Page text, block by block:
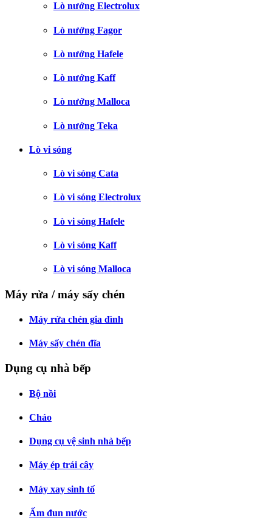
Lò nướng Electrolux
Lò nướng Fagor
Lò nướng Hafele
Lò nướng Kaff
Lò nướng Malloca
Lò nướng Teka
Lò vi sóng
Lò vi sóng Cata
Lò vi sóng Electrolux
Lò vi sóng Hafele
Lò vi sóng Kaff
Lò vi sóng Malloca
Máy rửa / máy sấy chén
Máy rửa chén gia đình
Máy sấy chén đĩa
Dụng cụ nhà bếp
Bộ nồi
Chảo
Dụng cụ vệ sinh nhà bếp
Máy ép trái cây
Máy xay sinh tố
Ấm đun nước